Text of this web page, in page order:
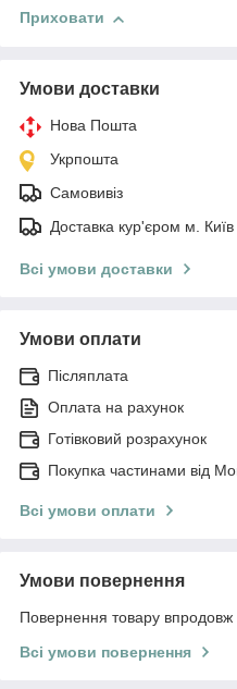
Приховати
Умови доставки
Нова Пошта
Укрпошта
Самовивіз
Доставка кур'єром м. Київ
Всі умови доставки
Умови оплати
Післяплата
Оплата на рахунок
Готівковий розрахунок
Покупка частинами від
Всі умови оплати
Умови повернення
Повернення товару впродовж
Всі умови повернення